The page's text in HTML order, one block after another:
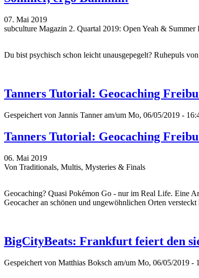
07. Mai 2019
subculture Magazin 2. Quartal 2019: Open Yeah & Summer
Du bist psychisch schon leicht unausgepegelt? Ruhepuls
Tanners Tutorial: Geocaching
Gespeichert von Jannis Tanneram/um Mo, 06/05/2019 -
Tanners Tutorial: Geocaching
06. Mai 2019
Von Traditionals, Multis, Mysteries & Finals
Geocaching? Quasi Pokémon Go - nur im Real Life. Eine
Geocacher an schönen und ungewöhnlichen Orten
BigCityBeats: Frankfurt feiert den
Gespeichert von Matthias Boksch am/um Mo, 06/05/2019 -